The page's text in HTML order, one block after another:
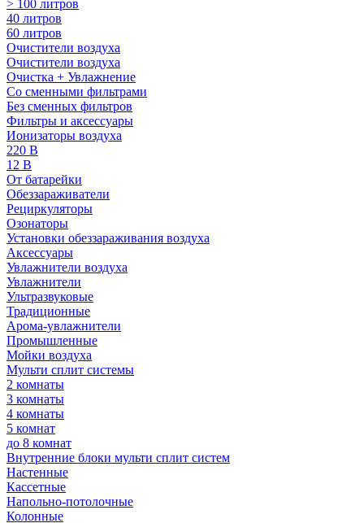
> 100 литров
40 литров
60 литров
Очистители воздуха
Очистители воздуха
Очистка + Увлажнение
Cо сменными фильтрами
Без сменных фильтров
Фильтры и аксессуары
Ионизаторы воздуха
220 В
12 В
От батарейки
Обеззараживатели
Рециркуляторы
Озонаторы
Установки обеззараживания воздуха
Аксессуары
Увлажнители воздуха
Увлажнители
Ультразвуковые
Традиционные
Арома-увлажнители
Промышленные
Мойки воздуха
Мульти сплит системы
2 комнаты
3 комнаты
4 комнаты
5 комнат
до 8 комнат
Внутренние блоки мульти сплит систем
Настенные
Кассетные
Напольно-потолочные
Колонные